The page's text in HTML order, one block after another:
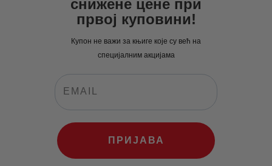
снижене цене при
првој куповини!
Купон не важи за књиге које су већ на
специјалним акцијама
ПРИЈАВА